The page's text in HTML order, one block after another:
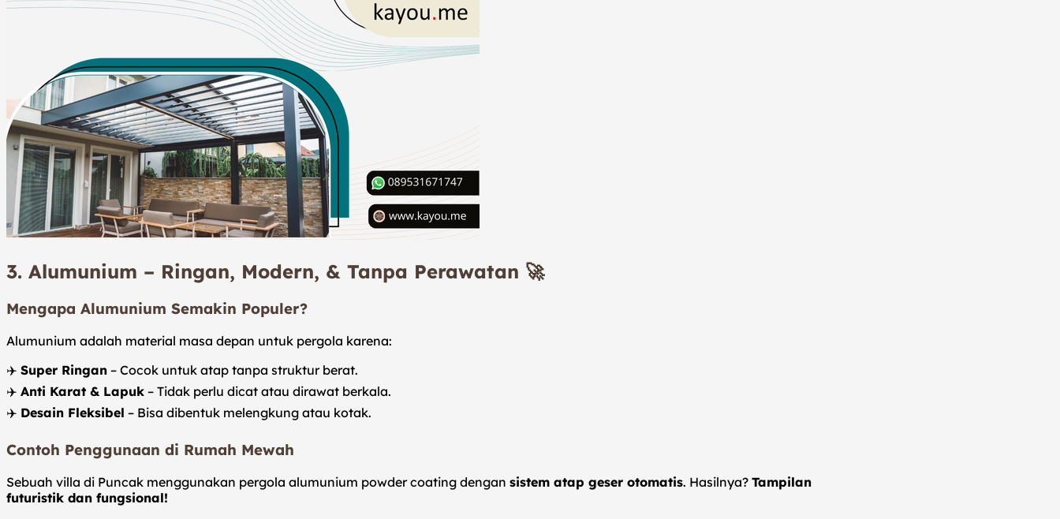
3. Alumunium – Ringan, Modern, & Tanpa Perawatan 🚀
Mengapa Alumunium Semakin Populer?
Alumunium adalah material masa depan untuk pergola karena:
✈️ Super Ringan – Cocok untuk atap tanpa struktur berat.
✈️ Anti Karat & Lapuk – Tidak perlu dicat atau dirawat berkala.
✈️ Desain Fleksibel – Bisa dibentuk melengkung atau kotak.
Contoh Penggunaan di Rumah Mewah
Sebuah villa di Puncak menggunakan pergola alumunium powder coating dengan sistem atap geser otomatis. Hasilnya? Tampilan
futuristik dan fungsional!